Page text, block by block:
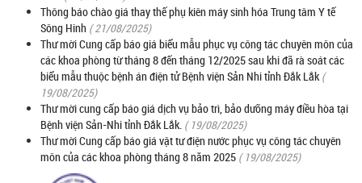
Thông báo chào giá thay thế phụ kiên máy sinh hóa Trung tâm Y tế
Sông Hinh ( 21/08/2025)
Thư mời Cung cấp báo giá biểu mẫu phục vụ công tác chuyên môn của
các khoa phòng từ tháng 8 đến tháng 12/2025 sau khi đã rà soát các
biểu mẫu thuộc bệnh án điện tử Bệnh viện Sản Nhi tỉnh Đắk Lắk (
19/08/2025)
Thư mời cung cấp báo giá dịch vụ bảo trì, bảo dưỡng máy điều hòa tại
Bệnh viện Sản-Nhi tỉnh Đắk Lắk. ( 19/08/2025)
Thư mời Cung cấp báo giá vật tư điện nước phục vụ công tác chuyên
môn của các khoa phòng tháng 8 năm 2025 ( 19/08/2025)